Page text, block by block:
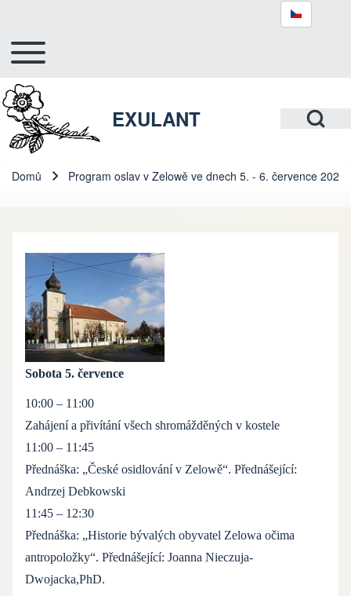
Close search
Hlavní navigace
Toggle main menu
Open Search
EXULANT
Drobečková navigace
Domů Program oslav v Zelowě ve dnech 5. - 6. července 2025
Sobota 5. července
10:00 – 11:00
Zahájení a přivítání všech shromážděných v kostele
11:00 – 11:45
Přednáška: „České osidlování v Zelowě“. Přednášející:
Andrzej Debkowski
11:45 – 12:30
Přednáška: „Historie bývalých obyvatel Zelowa očima
antropoložky“. Přednášející: Joanna Nieczuja-
Dwojacka,PhD.